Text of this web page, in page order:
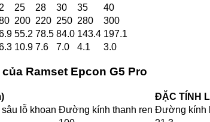
25 28 30 35
40
200 220 250 280
300
55.2 78.5 84.0 143.4 197.1
10.9 7.6 7.0 4.1 3.0
Ramset Epcon G5 Pro
ĐẶC TÍNH
lỗ khoan Đường kính thanh ren Đường kính